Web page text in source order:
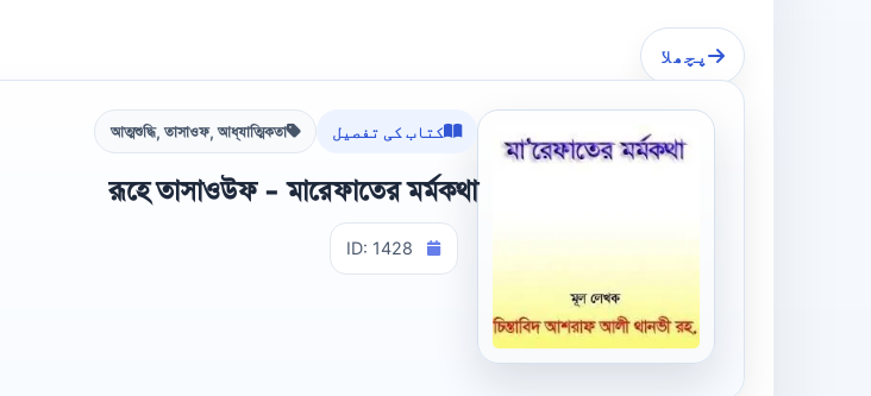
پچھلا
کتاب کی تفصیل আত্মশুদ্ধি, তাসাওফ, আধ্যাত্মিকতা
রূহে তাসাওউফ - মারেফাতের মর্মকথা
ID: 1428